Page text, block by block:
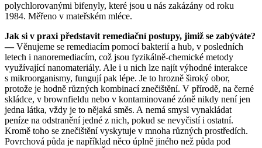
polychlorovanými bifenyly, které jsou u nás zakázány od roku
1984. Měřeno v mateřském mléce.
Jak si v praxi představit remediační postupy, jimiž se zabýváte?
—Věnujeme se remediacím pomocí bakterií a hub, v posledních
letech i nanoremediacím, což jsou fyzikálně-chemické metody
využívající nanomateriály. Ale i u nich lze najít výhodné interakce
s mikroorganismy, fungují pak lépe. Je to hrozně široký obor,
protože je hodně různých kombinací znečištění. V přírodě, na černé
skládce, v brownfieldu nebo v kontaminované zóně nikdy není jen
jedna látka, vždy je to nějaká směs. A nemá smysl vynakládat
peníze na odstranění jedné z nich, pokud se nevyčistí i ostatní.
Kromě toho se znečištění vyskytuje v mnoha různých prostředích.
Povrchová půda je například něco úplně jiného než půda pod